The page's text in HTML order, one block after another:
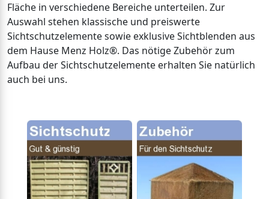
Fläche in verschiedene Bereiche unterteilen. Zur
Auswahl stehen klassische und preiswerte
Sichtschutzelemente sowie exklusive Sichtblenden aus
dem Hause Menz Holz®. Das nötige Zubehör zum
Aufbau der Sichtschutzelemente erhalten Sie natürlich
auch bei uns.